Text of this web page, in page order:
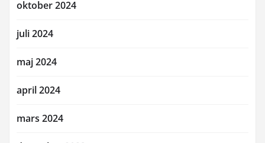
oktober 2024
juli 2024
maj 2024
april 2024
mars 2024